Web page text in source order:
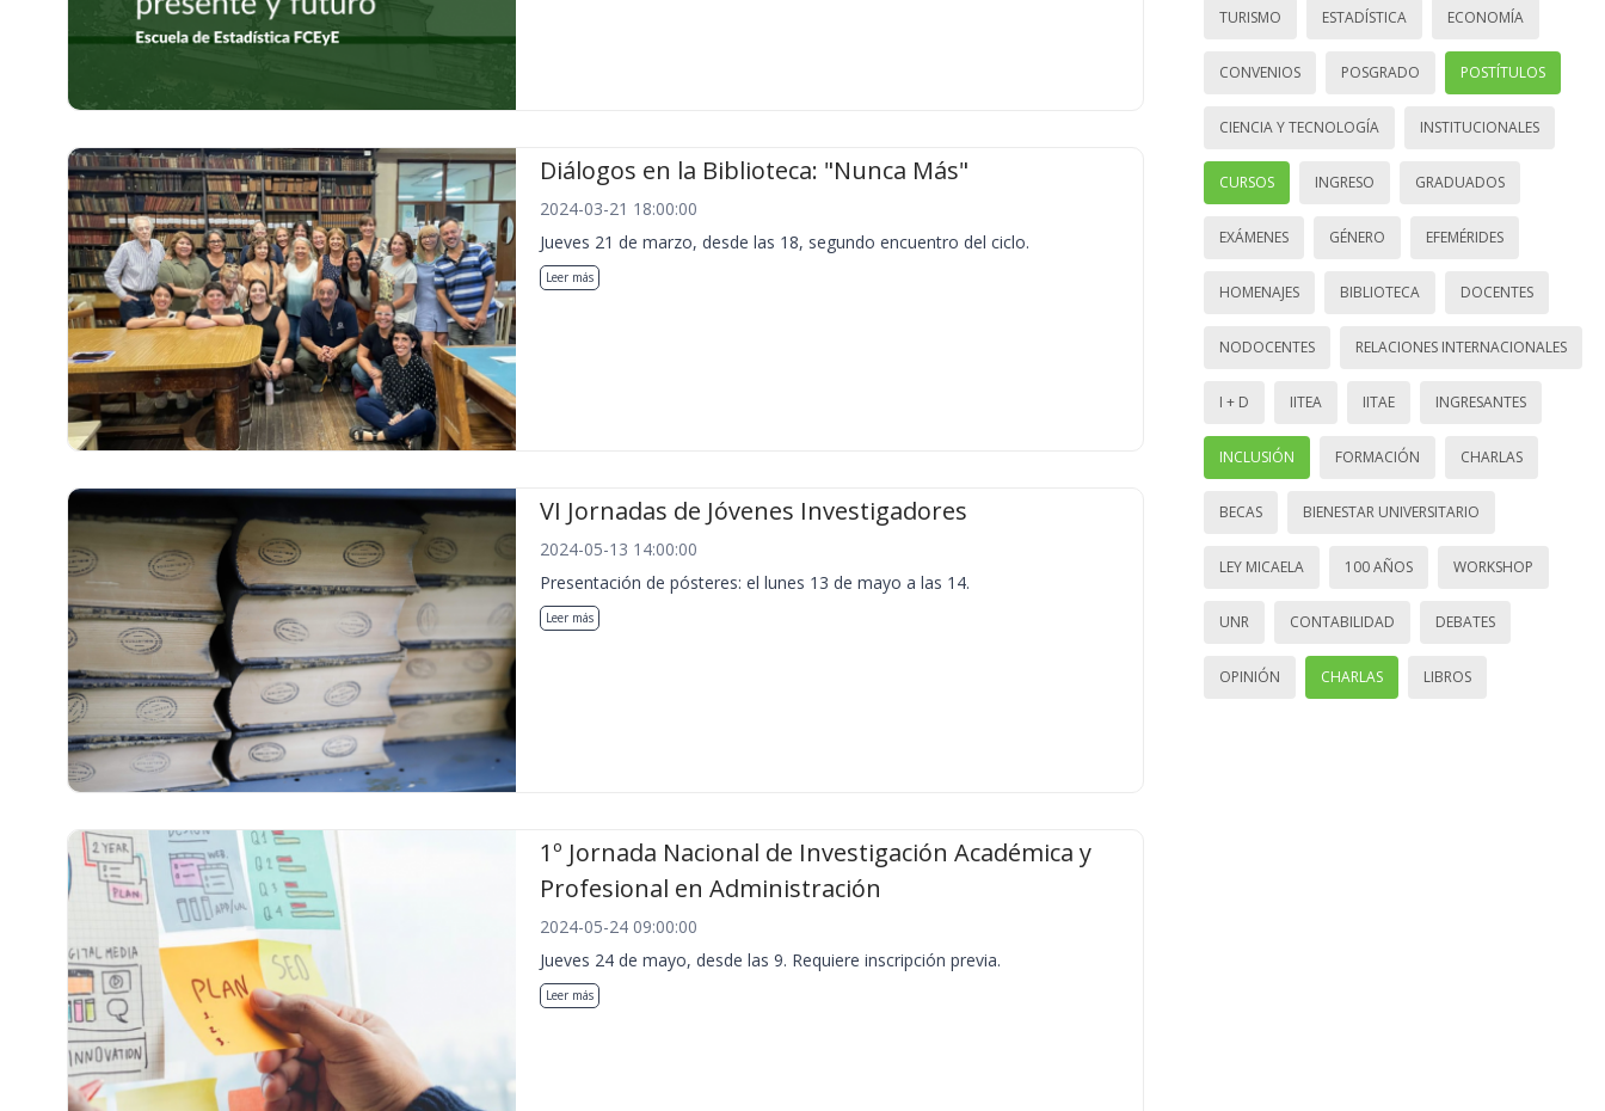
Diálogos en la Biblioteca: "Nunca Más"
2024-03-21 18:00:00
Jueves 21 de marzo, desde las 18, segundo encuentro del ciclo.
Leer más
VI Jornadas de Jóvenes Investigadores
2024-05-13 14:00:00
Presentación de pósteres: el lunes 13 de mayo a las 14.
Leer más
1º Jornada Nacional de Investigación Académica y
Profesional en Administración
2024-05-24 09:00:00
Jueves 24 de mayo, desde las 9. Requiere inscripción previa.
Leer más
TURISMO ESTADÍSTICA ECONOMÍA
CONVENIOS POSGRADO POSTÍTULOS
CIENCIA Y TECNOLOGÍA INSTITUCIONALES
CURSOS INGRESO GRADUADOS
EXÁMENES GÉNERO EFEMÉRIDES
HOMENAJES BIBLIOTECA DOCENTES
NODOCENTES RELACIONES INTERNACIONALES
I + D IITEA IITAE INGRESANTES
INCLUSIÓN FORMACIÓN CHARLAS
BECAS BIENESTAR UNIVERSITARIO
LEY MICAELA 100 AÑOS WORKSHOP
UNR CONTABILIDAD DEBATES
OPINIÓN CHARLAS LIBROS